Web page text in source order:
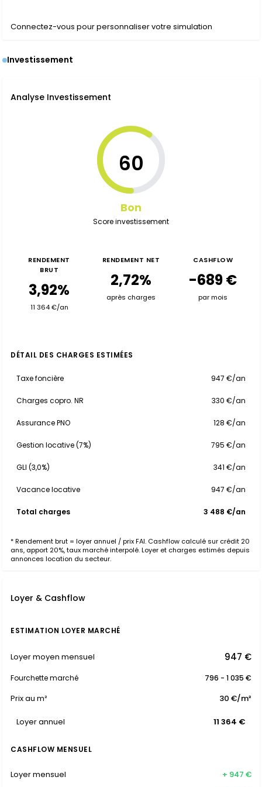
Connectez-vous pour personnaliser votre simulation
Investissement
Analyse Investissement
60
Bon
Score investissement
RENDEMENT
BRUT
3,92%
11 364 €/an
RENDEMENT NET
2,72%
après charges
CASHFLOW
-689 €
par mois
DÉTAIL DES CHARGES ESTIMÉES
Taxe foncière 947 €/an
Charges copro. NR 330 €/an
Assurance PNO 128 €/an
Gestion locative (7%) 795 €/an
GLI (3,0%) 341 €/an
Vacance locative 947 €/an
Total charges 3 488 €/an
* Rendement brut = loyer annuel / prix FAI. Cashflow calculé sur crédit 20
ans, apport 20%, taux marché interpolé. Loyer et charges estimés depuis
annonces location du secteur.
Loyer & Cashflow
ESTIMATION LOYER MARCHÉ
Loyer moyen mensuel 947 €
Fourchette marché 796 - 1 035 €
Prix au m² 30 €/m²
Loyer annuel 11 364 €
CASHFLOW MENSUEL
Loyer mensuel
+ 947 €